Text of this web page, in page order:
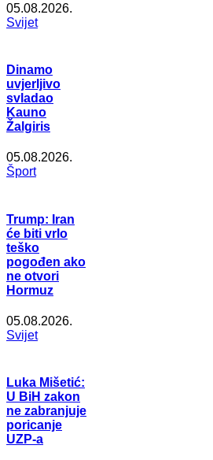
05.08.2026.
Svijet
Dinamo
uvjerljivo
svladao
Kauno
Žalgiris
05.08.2026.
Šport
Trump: Iran
će biti vrlo
teško
pogođen ako
ne otvori
Hormuz
05.08.2026.
Svijet
Luka Mišetić:
U BiH zakon
ne zabranjuje
poricanje
UZP-a